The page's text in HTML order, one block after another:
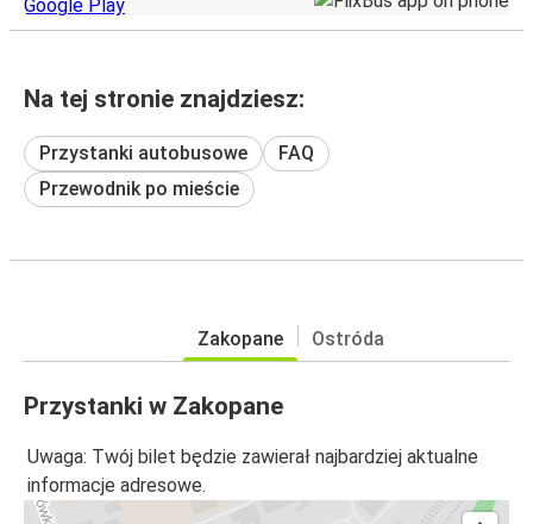
Na tej stronie znajdziesz:
Przystanki autobusowe
FAQ
Przewodnik po mieście
Zakopane Ostróda
Przystanki w Zakopane
Uwaga: Twój bilet będzie zawierał najbardziej aktualne
informacje adresowe.